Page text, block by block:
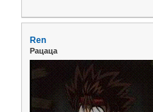
Ren
Рацаца